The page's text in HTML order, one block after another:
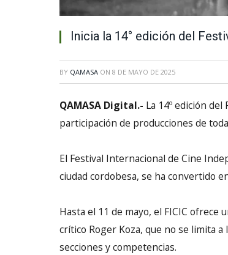
Inicia la 14° edición del
BY QAMASA ON 8 DE MAYO DE 2025
QAMASA Digital.- La 14º edición
participación de producciones de
El Festival Internacional de Cine
ciudad cordobesa, se ha convertido
Hasta el 11 de mayo, el FICIC
crítico Roger Koza, que no se limita
secciones y competencias.